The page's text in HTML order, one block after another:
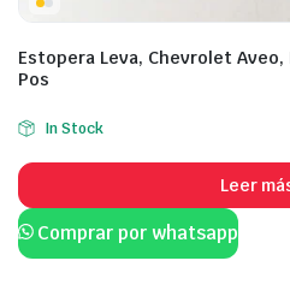
Estopera Leva, Chevrolet
Pos
In Stock
Leer
Comprar por whatsapp